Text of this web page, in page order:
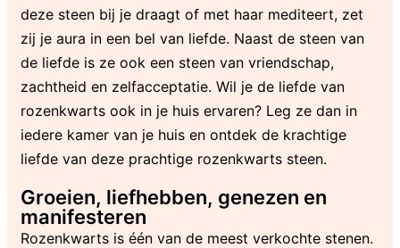
deze steen bij je draagt of met haar mediteert, zet
zij je aura in een bel van liefde. Naast de steen van
de liefde is ze ook een steen van vriendschap,
zachtheid en zelfacceptatie. Wil je de liefde van
rozenkwarts ook in je huis ervaren? Leg ze dan in
iedere kamer van je huis en ontdek de krachtige
liefde van deze prachtige rozenkwarts steen.
Groeien, liefhebben, genezen en
manifesteren
Rozenkwarts is één van de meest verkochte stenen.